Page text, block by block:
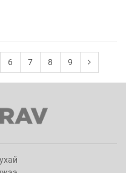
6 7 8 9